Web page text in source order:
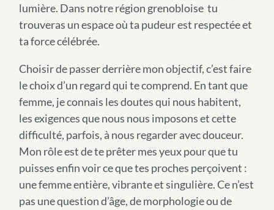
lumière. Dans notre région grenobloise tu
trouveras un espace où ta pudeur est respectée et
ta force célébrée.
Choisir de passer derrière mon objectif, c’est faire
le choix d’un regard qui te comprend. En tant que
femme, je connais les doutes qui nous habitent,
les exigences que nous nous imposons et cette
difficulté, parfois, à nous regarder avec douceur.
Mon rôle est de te prêter mes yeux pour que tu
puisses enfin voir ce que tes proches perçoivent :
une femme entière, vibrante et singulière. Ce n’est
pas une question d’âge, de morphologie ou de